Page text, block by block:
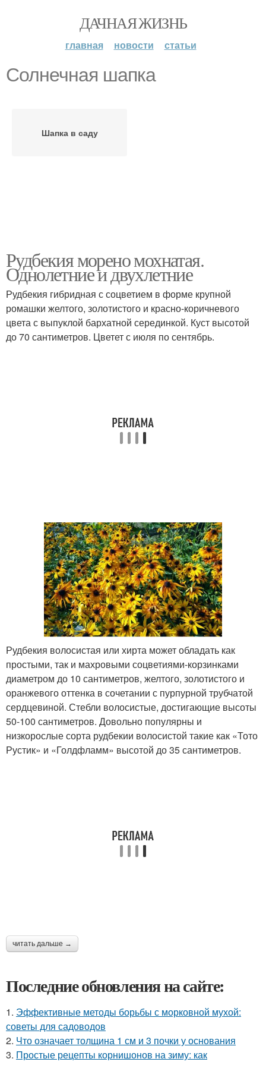
ДАЧНАЯ ЖИЗНЬ
главная новости статьи
Солнечная шапка
Шапка в саду
Рудбекия морено мохнатая.
Однолетние и двухлетние
Рудбекия гибридная с соцветием в форме крупной
ромашки желтого, золотистого и красно-коричневого
цвета с выпуклой бархатной серединкой. Куст высотой
до 70 сантиметров. Цветет с июля по сентябрь.
Рудбекия волосистая или хирта может обладать как
простыми, так и махровыми соцветиями-корзинками
диаметром до 10 сантиметров, желтого, золотистого и
оранжевого оттенка в сочетании с пурпурной трубчатой
сердцевиной. Стебли волосистые, достигающие высоты
50-100 сантиметров. Довольно популярны и
низкорослые сорта рудбекии волосистой такие как «Тото
Рустик» и «Голдфламм» высотой до 35 сантиметров.
читать дальше →
Последние обновления на сайте:
1. Эффективные методы борьбы с морковной мухой:
советы для садоводов
2. Что означает толщина 1 см и 3 почки у основания
3. Простые рецепты корнишонов на зиму: как